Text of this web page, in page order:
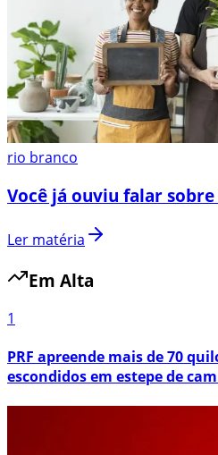
rio branco
Você já ouviu falar
Ler matéria
Em Alta
1
PRF apreende mais de 70
escondidos em estepe de